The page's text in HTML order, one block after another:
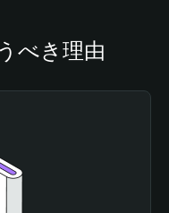
べき理由